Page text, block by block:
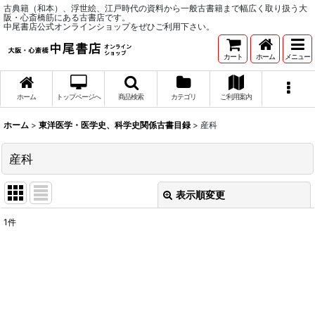
古典籍（和本）、浮世絵、江戸時代の資料から一般古書籍まで幅広く取り扱う大
阪・心斎橋筋にある古書店です。
中尾書店公式オンラインショップをぜひご利用下さい。
カート ホーム メニュー
ホーム トップページへ 商品検索 カテゴリ ご利用案内
ホーム > 東洋医学・医学史、科学史関係古書目録 > 産科
産科
表示順変更
1件